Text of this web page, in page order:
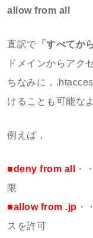
allow from all
直訳で 「すべてか
ドメインからアク
ちなみに，
けることも可能な
例えば，
■deny from all
・
限
■allow from .jp ・
スを許可